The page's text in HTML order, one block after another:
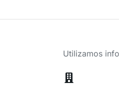
Utilizamos